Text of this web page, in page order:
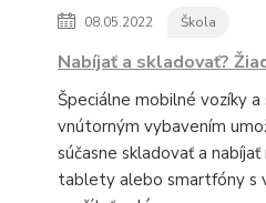
08.05.2022 Škola
Nabíjať a skladovať?
Špeciálne mobilné vozíky a
vnútorným vybavením
súčasne skladovať a
tablety alebo smartfóny s